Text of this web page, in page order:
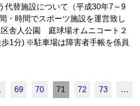
代替施設について（平成30年7～9
・時間でスポーツ施設を運営致し
区舎人公園 庭球場オムニコート２
1分) ※駐車場は障害者手帳を係員
69 70 71 72 73 …